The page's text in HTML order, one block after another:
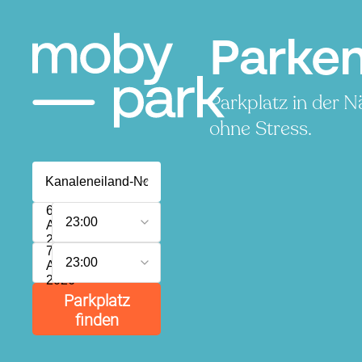
Parkplatz in der
ohne Stress.
6.
August
2026
23:00
7.
August
2026
23:00
Parkplatz
finden